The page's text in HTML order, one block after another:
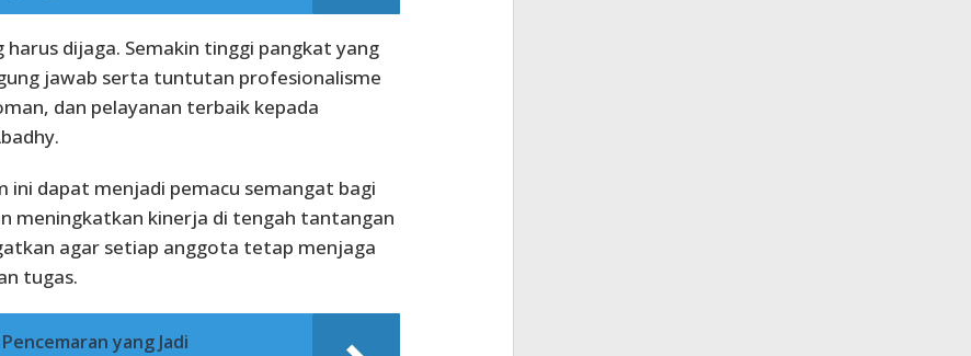
dijaga. Semakin tinggi pangkat yang
jawab serta tuntutan profesionalisme
dan pelayanan terbaik kepada
dapat menjadi pemacu semangat bagi
meningkatkan kinerja di tengah tantangan
agar setiap anggota tetap menjaga
tugas.
yang Jadi